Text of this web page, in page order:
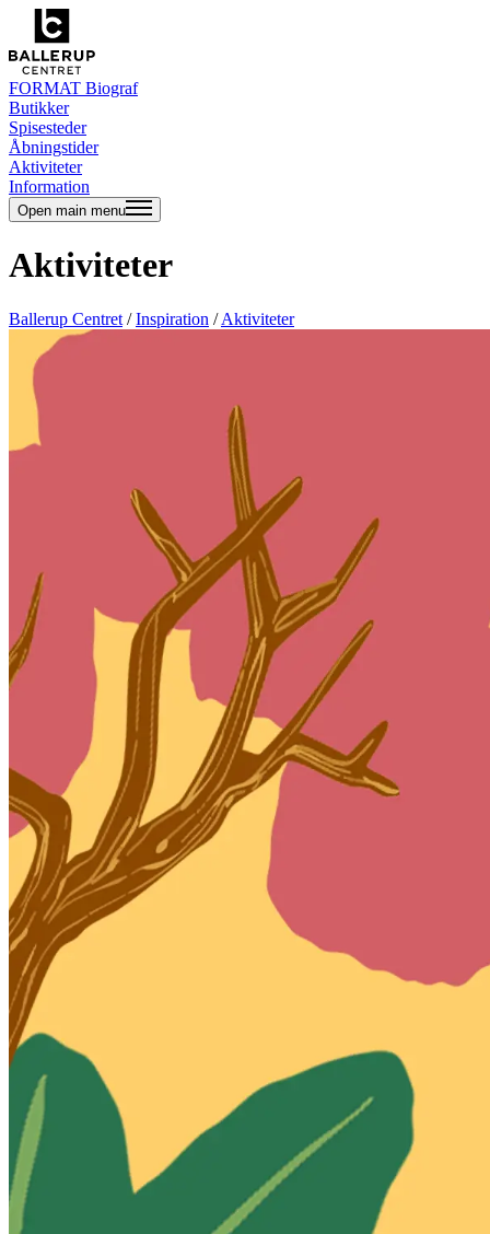
FORMAT Biograf
Butikker
Spisesteder
Åbningstider
Aktiviteter
Information
Open main menu
Aktiviteter
Ballerup Centret /Inspiration /Aktiviteter